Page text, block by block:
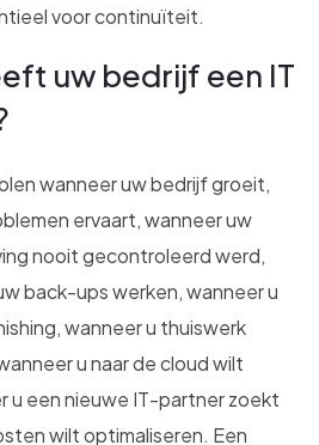
voor continuïteit.
uw bedrijf een IT
wanneer uw bedrijf groeit,
ervaart, wanneer uw
nooit gecontroleerd werd,
back-ups werken, wanneer u
wanneer u thuiswerk
u naar de cloud wilt
u een nieuwe IT-partner zoekt
wilt optimaliseren. Een